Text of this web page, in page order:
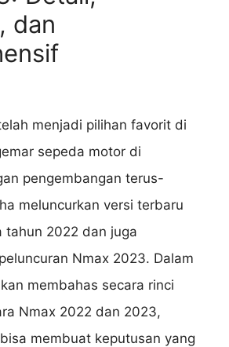
dan
menjadi pilihan favorit di
sepeda motor di
pengembangan terus-
meluncurkan versi terbaru
tahun 2022 dan juga
Nmax 2023. Dalam
membahas secara rinci
Nmax 2022 dan 2023,
membuat keputusan yang